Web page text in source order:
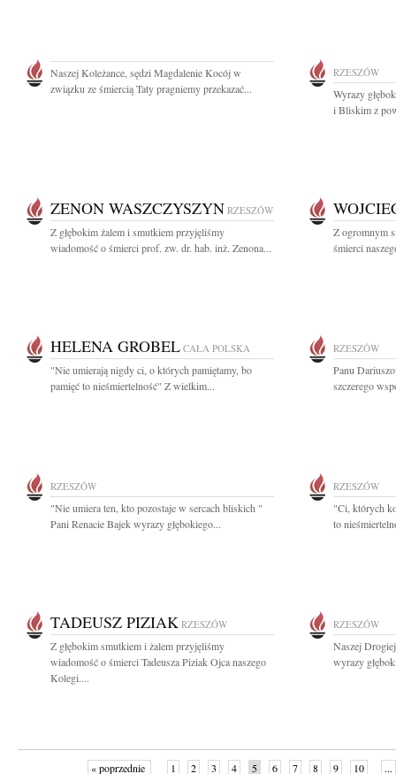
Naszej Koleżance, sędzi Magdalenie Kocój w
związku ze śmiercią Taty pragniemy przekazać...
RZESZÓW
Wyrazy
i Bliskim z
ZENON WASZCZYSZYN RZESZÓW
Z głębokim żalem i smutkiem przyjęliśmy
wiadomość o śmierci prof. zw. dr. hab. inż. Zenona...
Z ogromnym
śmierci
HELENA GROBEL CAŁA POLSKA
"Nie umierają nigdy ci, o których pamiętamy, bo
pamięć to nieśmiertelność" Z wielkim...
RZESZÓW
Panu
szczerego
RZESZÓW
"Nie umiera ten, kto pozostaje w sercach bliskich "
Pani Renacie Bajek wyrazy głębokiego...
RZESZÓW
"Ci, których
to
TADEUSZ PIZIAK RZESZÓW
Z głębokim smutkiem i żalem przyjęliśmy
wiadomość o śmierci Tadeusza Piziak Ojca naszego
Kolegi....
RZESZÓW
Naszej
wyrazy
« poprzednie 1 2 3 4 5 6 7 8 9 10 ...